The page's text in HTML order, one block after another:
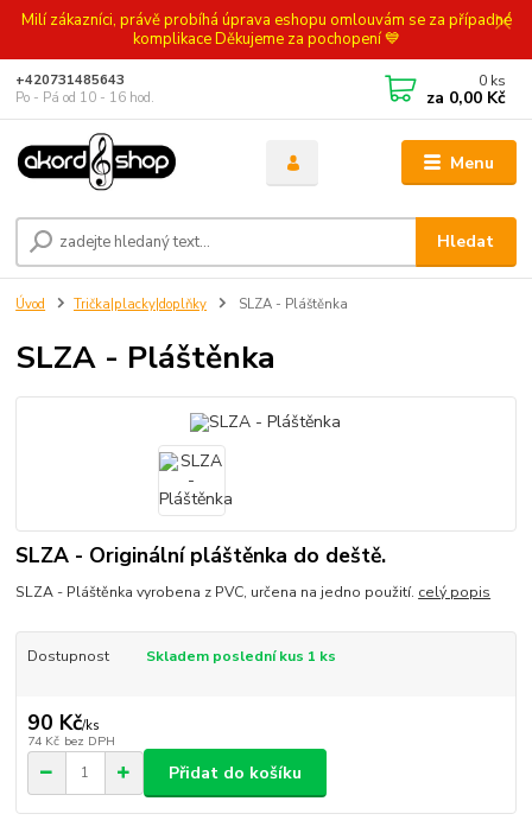
Milí zákazníci, právě probíhá úprava eshopu omlouvám se za případné
komplikace Děkujeme za pochopení 💙
Menu
Hledat
+420731485643
Po - Pá od 10 - 16 hod.
0 ks
za 0,00 Kč
Úvod Trička|placky|doplňky SLZA - Pláštěnka
SLZA - Pláštěnka
SLZA - Originální pláštěnka do deště.
SLZA - Pláštěnka vyrobena z PVC, určena na jedno použití. celý popis
Dostupnost Skladem poslední kus 1 ks
90 Kč/ks
74 Kč bez DPH
Přidat do košíku